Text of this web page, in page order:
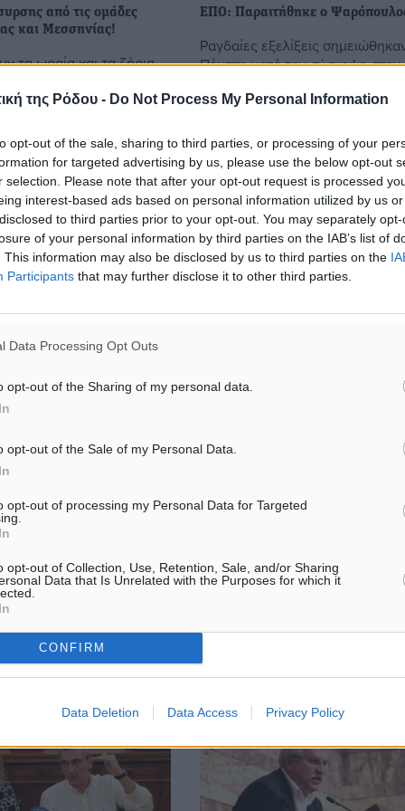
της Ρόδου - Do Not Process My Personal Information
opt-out of the sale, sharing to third parties, or processing of your
for targeted advertising by us, please use the below opt-out
selection. Please note that after your opt-out request is processed
interest-based ads based on personal information utilized by us
to third parties prior to your opt-out. You may separately
of your personal information by third parties on the IAB’s list of
This information may also be disclosed by us to third parties on the
Participants that may further disclose it to other third parties.
Data Processing Opt Outs
opt-out of the Sharing of my personal data.
opt-out of the Sale of my Personal Data.
opt-out of processing my Personal Data for Targeted
opt-out of Collection, Use, Retention, Sale, and/or Sharing
Data that Is Unrelated with the Purposes for which it
CONFIRM
Data Deletion Data Access Privacy Policy
από τις ομάδες
και Μεσσηνίας!
τα ωραία και τα ζόρια
sportfmpatras.gr, μετά
όλες οι ...
ΕΠΟ: Παραιτήθηκε ο
Ραγδαίες εξελίξεις
Πέμπτη κατά την σύσκεψη
Εθνικής, που πραγματοποιήθηκε
06.09.18, 17:58
Έγινε ο αγιασμός
Τετάρτης έγινε ο
αγιασμός για την ομάδα
ενόψει της νέας
και της
συλλόγου στο
της ...
Βετεράνοι Ρόδου –Διαγόρα: Οι
Το μεσημέρι της Τετάρτης
Βετεράνων Ποδοσφαιριστών
Διαγόρα, κατά την οποία